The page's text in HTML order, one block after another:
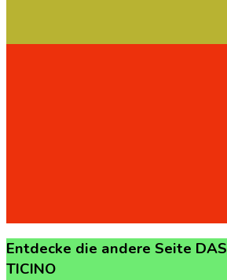
Entdecke die andere Seite DAS
TICINO